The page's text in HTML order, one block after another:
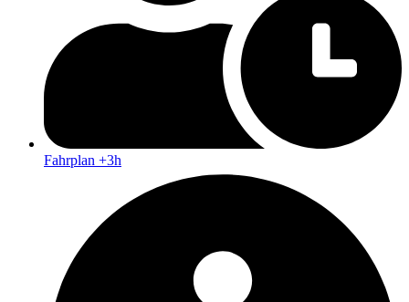
Fahrplan +3h